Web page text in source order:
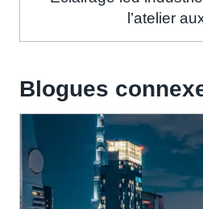
l’atelier
Blogues